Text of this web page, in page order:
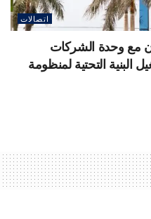
اتصالات
مع وحدة الشركات
البنية التحتية لمنظومة